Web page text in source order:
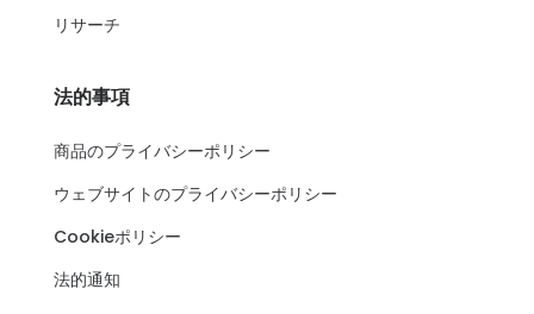
リサーチ
法的事項
商品のプライバシーポリシー
ウェブサイトのプライバシーポリシー
Cookieポリシー
法的通知